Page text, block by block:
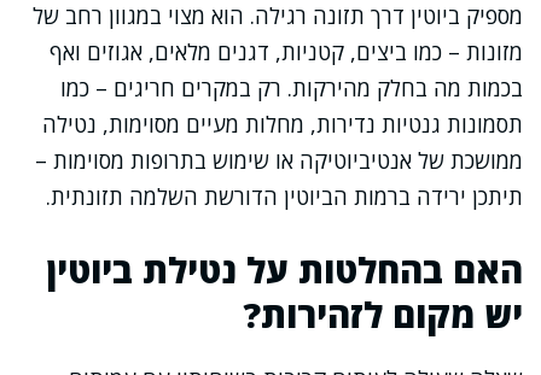
מספיק ביוטין דרך תזונה רגילה. הוא מצוי במגוון רחב של
מזונות – כמו ביצים, קטניות, דגנים מלאים, אגוזים ואף
בכמות מה בחלק מהירקות. רק במקרים חריגים – כמו
תסמונות גנטיות נדירות, מחלות מעיים מסוימות, נטילה
ממושכת של אנטיביוטיקה או שימוש בתרופות מסוימות –
תיתכן ירידה ברמות הביוטין הדורשת השלמה תזונתית.
האם בהחלטות על נטילת ביוטין
יש מקום לזהירות?